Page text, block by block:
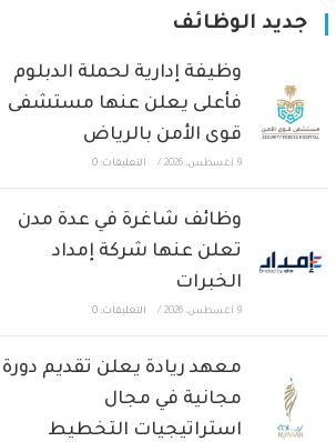
جديد الوظائف
وظيفة إدارية لحملة الدبلوم
فأعلى يعلن عنها مستشفى
قوى الأمن بالرياض
9 أغسطس، 2026 / التعليقات: 0
وظائف شاغرة في عدة مدن
تعلن عنها شركة إمداد
الخبرات
9 أغسطس، 2026 / التعليقات: 0
معهد ريادة يعلن تقديم دورة
مجانية في مجال
استراتيجيات التخطيط